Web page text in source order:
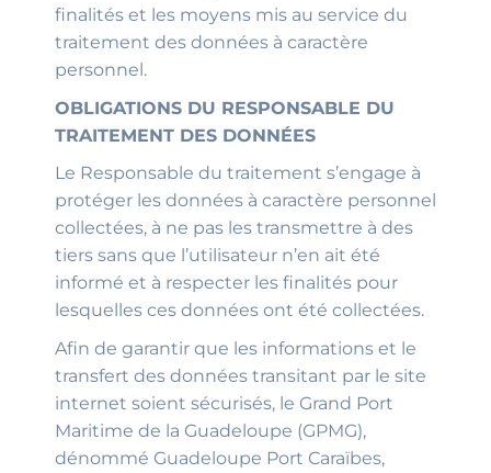
finalités et les moyens mis au service du
traitement des données à caractère
personnel.
OBLIGATIONS DU RESPONSABLE DU
TRAITEMENT DES DONNÉES
Le Responsable du traitement s’engage à
protéger les données à caractère personnel
collectées, à ne pas les transmettre à des
tiers sans que l’utilisateur n’en ait été
informé et à respecter les finalités pour
lesquelles ces données ont été collectées.
Afin de garantir que les informations et le
transfert des données transitant par le site
internet soient sécurisés, le Grand Port
Maritime de la Guadeloupe (GPMG),
dénommé Guadeloupe Port Caraïbes,